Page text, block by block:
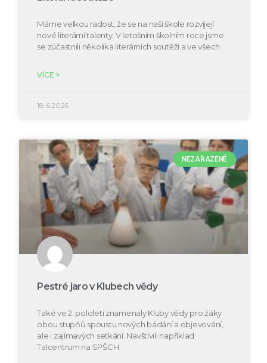
Máme velkou radost, že se na naší škole rozvíjejí
nové literární talenty. V letošním školním roce jsme
se zúčastnili několika literárních soutěží a ve všech
VÍCE >
18.6.2026
NEZAŘAZENÉ
Pestré jaro v Klubech vědy
Také ve 2. pololetí znamenaly Kluby vědy pro žáky
obou stupňů spoustu nových bádání a objevování,
ale i zajímavých setkání. Navštívili například
Talcentrum na SPŠCH